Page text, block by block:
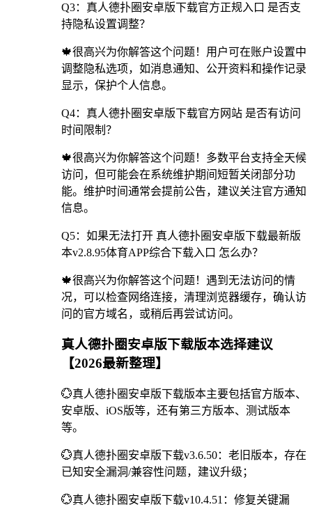
Q3：真人德扑圈安卓版下载官方正规入口 是否支
持隐私设置调整？
🍁很高兴为你解答这个问题！用户可在账户设置中
调整隐私选项，如消息通知、公开资料和操作记录
显示，保护个人信息。
Q4：真人德扑圈安卓版下载官方网站 是否有访问
时间限制？
🍁很高兴为你解答这个问题！多数平台支持全天候
访问，但可能会在系统维护期间短暂关闭部分功
能。维护时间通常会提前公告，建议关注官方通知
信息。
Q5：如果无法打开 真人德扑圈安卓版下载最新版
本v2.8.95体育APP综合下载入口 怎么办？
🍁很高兴为你解答这个问题！遇到无法访问的情
况，可以检查网络连接，清理浏览器缓存，确认访
问的官方域名，或稍后再尝试访问。
真人德扑圈安卓版下载版本选择建议
【2026最新整理】
💮真人德扑圈安卓版下载版本主要包括官方版本、
安卓版、iOS版等，还有第三方版本、测试版本
等。
💮真人德扑圈安卓版下载v3.6.50：老旧版本，存在
已知安全漏洞/兼容性问题，建议升级；
💮真人德扑圈安卓版下载v10.4.51：修复关键漏